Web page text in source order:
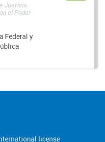
Justicia.
el Poder
Federal y
license